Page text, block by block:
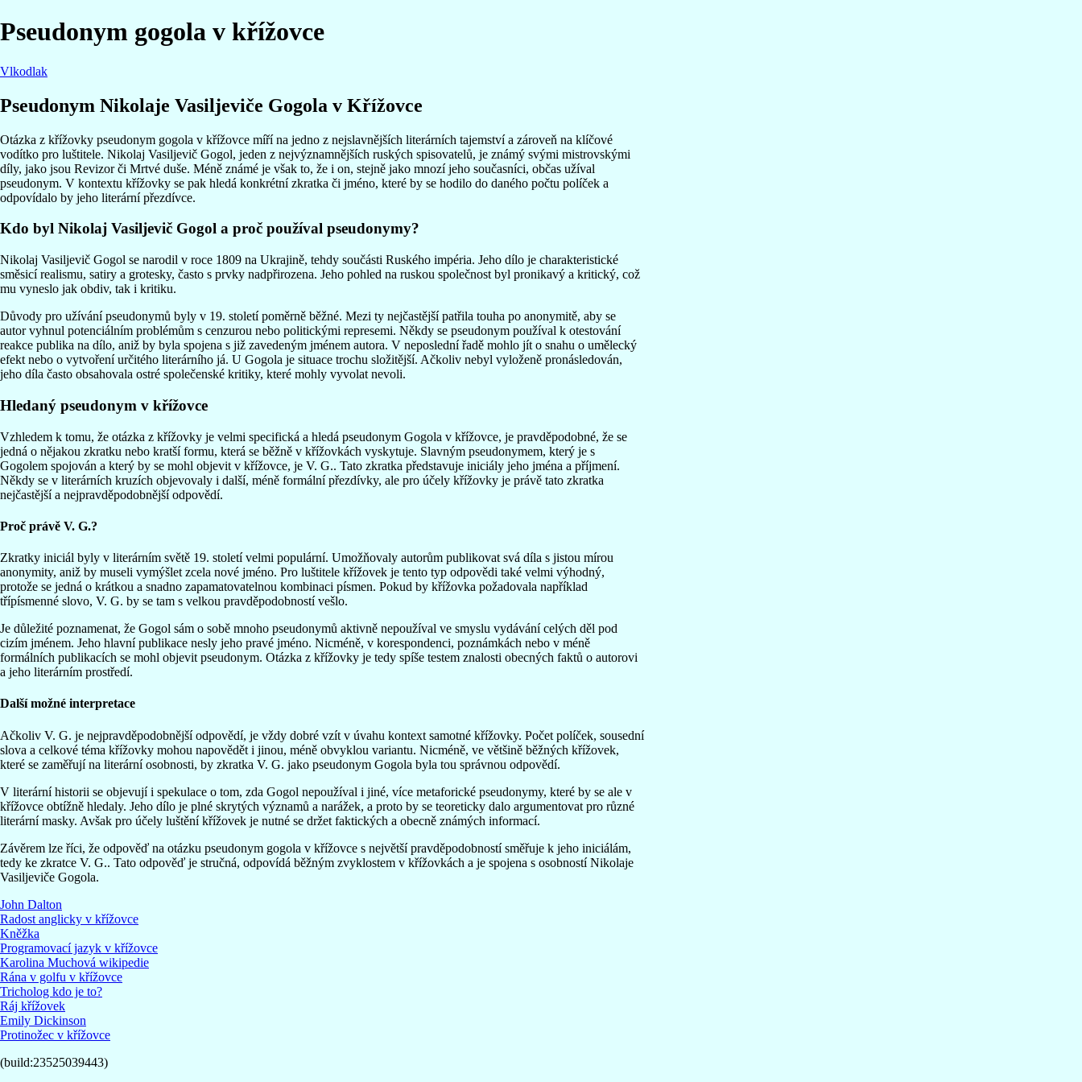
Pseudonym gogola v křížovce
Vlkodlak
Pseudonym Nikolaje Vasiljeviče Gogola v Křížovce
Otázka z křížovky pseudonym gogola v křížovce míří na jedno z nejslavnějších literárních tajemství a zároveň na klíčové
vodítko pro luštitele. Nikolaj Vasiljevič Gogol, jeden z nejvýznamnějších ruských spisovatelů, je známý svými mistrovskými
díly, jako jsou Revizor či Mrtvé duše. Méně známé je však to, že i on, stejně jako mnozí jeho současníci, občas užíval
pseudonym. V kontextu křížovky se pak hledá konkrétní zkratka či jméno, které by se hodilo do daného počtu políček a
odpovídalo by jeho literární přezdívce.
Kdo byl Nikolaj Vasiljevič Gogol a proč používal pseudonymy?
Nikolaj Vasiljevič Gogol se narodil v roce 1809 na Ukrajině, tehdy součásti Ruského impéria. Jeho dílo je charakteristické
směsicí realismu, satiry a grotesky, často s prvky nadpřirozena. Jeho pohled na ruskou společnost byl pronikavý a kritický, což
mu vyneslo jak obdiv, tak i kritiku.
Důvody pro užívání pseudonymů byly v 19. století poměrně běžné. Mezi ty nejčastější patřila touha po anonymitě, aby se
autor vyhnul potenciálním problémům s cenzurou nebo politickými represemi. Někdy se pseudonym používal k otestování
reakce publika na dílo, aniž by byla spojena s již zavedeným jménem autora. V neposlední řadě mohlo jít o snahu o umělecký
efekt nebo o vytvoření určitého literárního já. U Gogola je situace trochu složitější. Ačkoliv nebyl vyloženě pronásledován,
jeho díla často obsahovala ostré společenské kritiky, které mohly vyvolat nevoli.
Hledaný pseudonym v křížovce
Vzhledem k tomu, že otázka z křížovky je velmi specifická a hledá pseudonym Gogola v křížovce, je pravděpodobné, že se
jedná o nějakou zkratku nebo kratší formu, která se běžně v křížovkách vyskytuje. Slavným pseudonymem, který je s
Gogolem spojován a který by se mohl objevit v křížovce, je V. G.. Tato zkratka představuje iniciály jeho jména a příjmení.
Někdy se v literárních kruzích objevovaly i další, méně formální přezdívky, ale pro účely křížovky je právě tato zkratka
nejčastější a nejpravděpodobnější odpovědí.
Proč právě V. G.?
Zkratky iniciál byly v literárním světě 19. století velmi populární. Umožňovaly autorům publikovat svá díla s jistou mírou
anonymity, aniž by museli vymýšlet zcela nové jméno. Pro luštitele křížovek je tento typ odpovědi také velmi výhodný,
protože se jedná o krátkou a snadno zapamatovatelnou kombinaci písmen. Pokud by křížovka požadovala například
třípísmenné slovo, V. G. by se tam s velkou pravděpodobností vešlo.
Je důležité poznamenat, že Gogol sám o sobě mnoho pseudonymů aktivně nepoužíval ve smyslu vydávání celých děl pod
cizím jménem. Jeho hlavní publikace nesly jeho pravé jméno. Nicméně, v korespondenci, poznámkách nebo v méně
formálních publikacích se mohl objevit pseudonym. Otázka z křížovky je tedy spíše testem znalosti obecných faktů o autorovi
a jeho literárním prostředí.
Další možné interpretace
Ačkoliv V. G. je nejpravděpodobnější odpovědí, je vždy dobré vzít v úvahu kontext samotné křížovky. Počet políček, sousední
slova a celkové téma křížovky mohou napovědět i jinou, méně obvyklou variantu. Nicméně, ve většině běžných křížovek,
které se zaměřují na literární osobnosti, by zkratka V. G. jako pseudonym Gogola byla tou správnou odpovědí.
V literární historii se objevují i spekulace o tom, zda Gogol nepoužíval i jiné, více metaforické pseudonymy, které by se ale v
křížovce obtížně hledaly. Jeho dílo je plné skrytých významů a narážek, a proto by se teoreticky dalo argumentovat pro různé
literární masky. Avšak pro účely luštění křížovek je nutné se držet faktických a obecně známých informací.
Závěrem lze říci, že odpověď na otázku pseudonym gogola v křížovce s největší pravděpodobností směřuje k jeho iniciálám,
tedy ke zkratce V. G.. Tato odpověď je stručná, odpovídá běžným zvyklostem v křížovkách a je spojena s osobností Nikolaje
Vasiljeviče Gogola.
John Dalton
Radost anglicky v křížovce
Kněžka
Programovací jazyk v křížovce
Karolina Muchová wikipedie
Rána v golfu v křížovce
Tricholog kdo je to?
Ráj křížovek
Emily Dickinson
Protinožec v křížovce
(build:23525039443)